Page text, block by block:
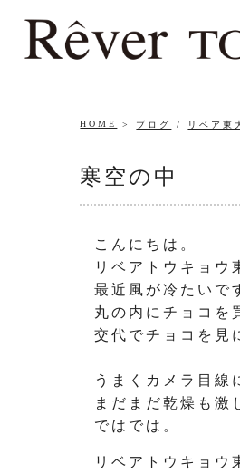
HOME ブログ / リベア東
寒空の中
こんにちは。
リベアトウキョウ
最近風が冷たいで
丸の内にチョコを
交代でチョコを見
うまくカメラ目線
まだまだ乾燥も激
ではでは。
リベアトウキョウ